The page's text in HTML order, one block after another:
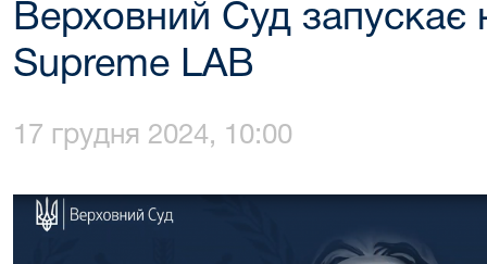
Верховний Суд запускає
Supreme LAB
17 грудня 2024, 10:00